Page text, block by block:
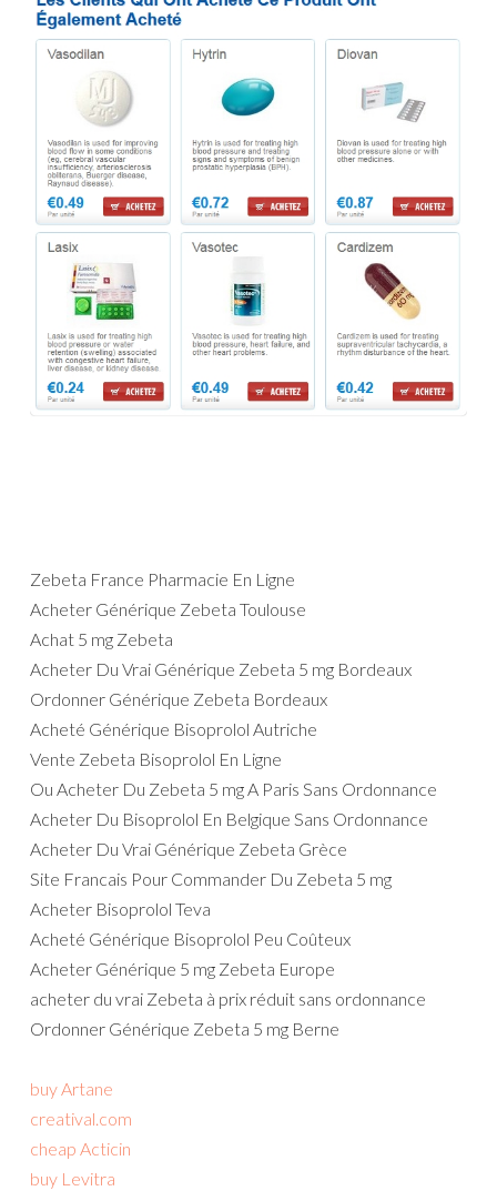
Zebeta France Pharmacie En Ligne
Acheter Générique Zebeta Toulouse
Achat 5 mg Zebeta
Acheter Du Vrai Générique Zebeta 5 mg Bordeaux
Ordonner Générique Zebeta Bordeaux
Acheté Générique Bisoprolol Autriche
Vente Zebeta Bisoprolol En Ligne
Ou Acheter Du Zebeta 5 mg A Paris Sans Ordonnance
Acheter Du Bisoprolol En Belgique Sans Ordonnance
Acheter Du Vrai Générique Zebeta Grèce
Site Francais Pour Commander Du Zebeta 5 mg
Acheter Bisoprolol Teva
Acheté Générique Bisoprolol Peu Coûteux
Acheter Générique 5 mg Zebeta Europe
acheter du vrai Zebeta à prix réduit sans ordonnance
Ordonner Générique Zebeta 5 mg Berne
buy Artane
creatival.com
cheap Acticin
buy Levitra